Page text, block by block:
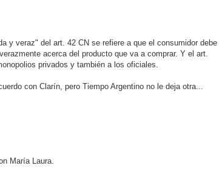
y veraz" del art. 42 CN se refiere a que el consumidor debe
acerca del producto que va a comprar. Y el art.
privados y también a los oficiales.
con Clarín, pero Tiempo Argentino no le deja otra...
María Laura.